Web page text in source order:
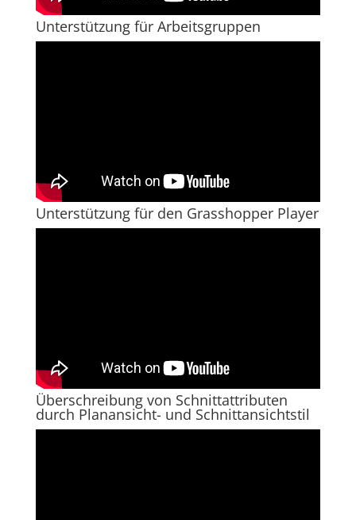
Unterstützung für Arbeitsgruppen
Unterstützung für den Grasshopper Player
Überschreibung von Schnittattributen
durch Planansicht- und Schnittansichtstil